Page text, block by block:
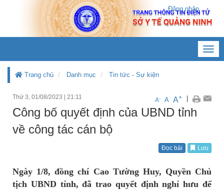
Đăng nhập
Trang chủ Danh mục Tin tức - Sự kiện
Thứ 3, 01/08/2023 21:11 A- A A+
Công bố quyết định của UBND tỉnh
về công tác cán bộ
Đọc bài Lưu
Ngày 1/8, đồng chí Cao Tường Huy, Quyền Chủ
tịch UBND tỉnh, đã trao quyết định nghỉ hưu để